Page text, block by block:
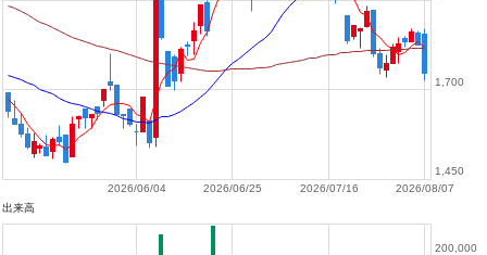
2026/08/07
2026/07/16
2026/06/25
2026/06/04
1,450
1,700
出来高
200,000